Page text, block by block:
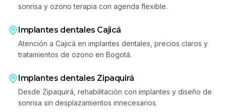
sonrisa y ozono terapia con agenda flexible.
Implantes dentales Cajicá
Atención a Cajicá en implantes dentales, precios claros y
tratamientos de ozono en Bogotá.
Implantes dentales Zipaquirá
Desde Zipaquirá, rehabilitación con implantes y diseño de
sonrisa sin desplazamientos innecesarios.